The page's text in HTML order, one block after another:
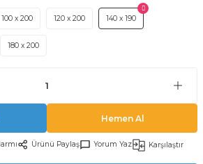
100 x 200 120 x 200 140 x 190
180 x 200
Hemen Al
Ürünü Paylaş Yorum Yaz Karşılaştır